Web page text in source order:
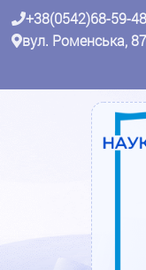
+38(0542)68-59-48
вул. Роменська,